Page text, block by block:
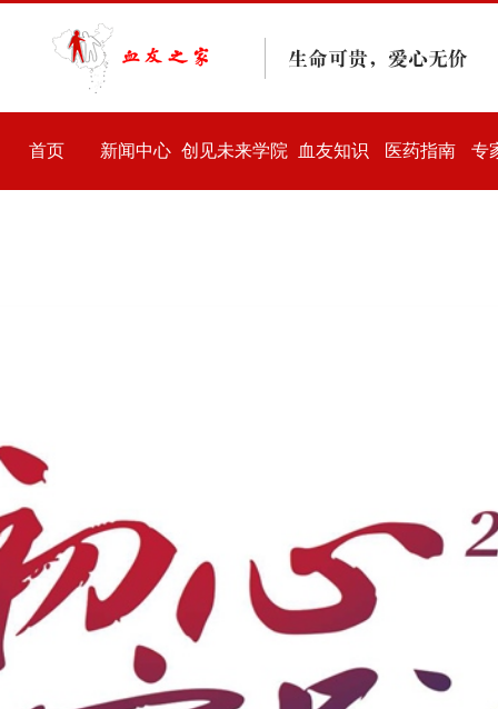
首页 新闻中心 创见未来学院 血友知识 医药指南 专
精彩人生
用户登记